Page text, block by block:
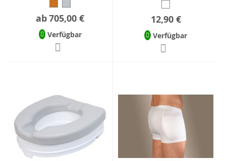
ab705,00 €
Verfügbar
12,90 €
Verfügbar